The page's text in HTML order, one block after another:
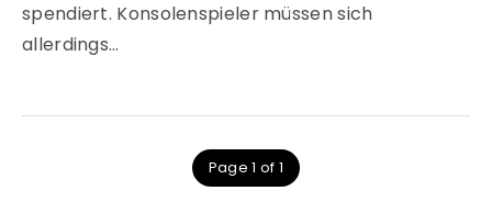
spendiert. Konsolenspieler müssen sich
allerdings…
Page 1 of 1